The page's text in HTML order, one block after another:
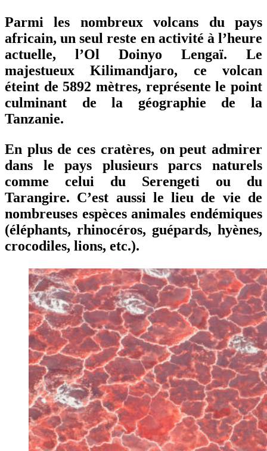
Parmi les nombreux volcans du pays
africain, un seul reste en activité à l’heure
actuelle, l’Ol Doinyo Lengaï. Le
majestueux Kilimandjaro, ce volcan
éteint de 5892 mètres, représente le point
culminant de la géographie de la
Tanzanie.
En plus de ces cratères, on peut admirer
dans le pays plusieurs parcs naturels
comme celui du Serengeti ou du
Tarangire. C’est aussi le lieu de vie de
nombreuses espèces animales endémiques
(éléphants, rhinocéros, guépards, hyènes,
crocodiles, lions, etc.).
derniers
articles